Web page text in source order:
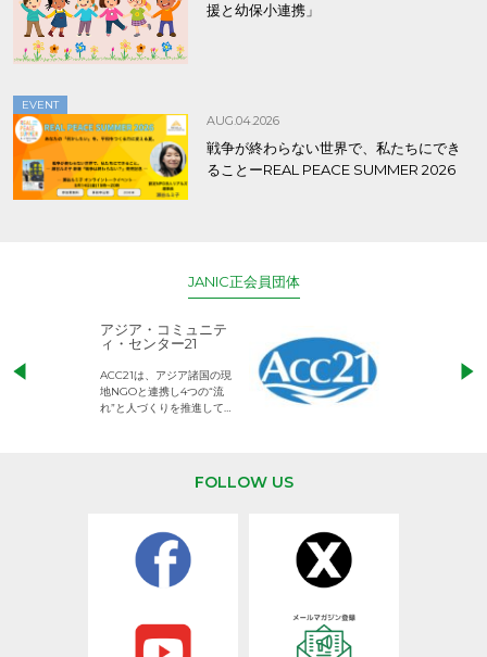
援と幼保小連携」
EVENT
AUG.04.2026
戦争が終わらない世界で、私たちにでき
ることーREAL PEACE SUMMER 2026
JANIC正会員団体
アジア・コミュニテ
ィ・センター21
ACC21は、アジア諸国の現
地NGOと連携し4つの“流
れ”と人づくりを推進してい
児童労働のない
権利が守られた
FOLLOW US